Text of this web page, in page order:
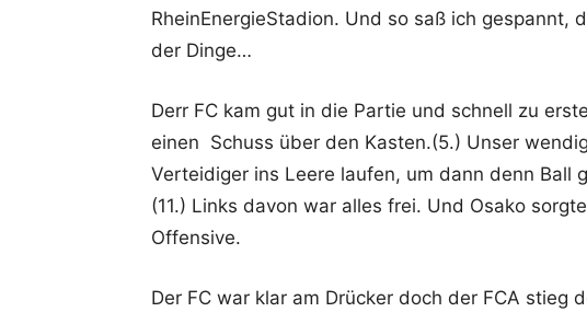
RheinEnergieStadion. Und so saß ich gespannt,
der Dinge…
Derr FC kam gut in die Partie und schnell zu
einen Schuss über den Kasten.(5.) Unser
Verteidiger ins Leere laufen, um dann denn Ball
(11.) Links davon war alles frei. Und Osako
Offensive.
Der FC war klar am Drücker doch der FCA stieg